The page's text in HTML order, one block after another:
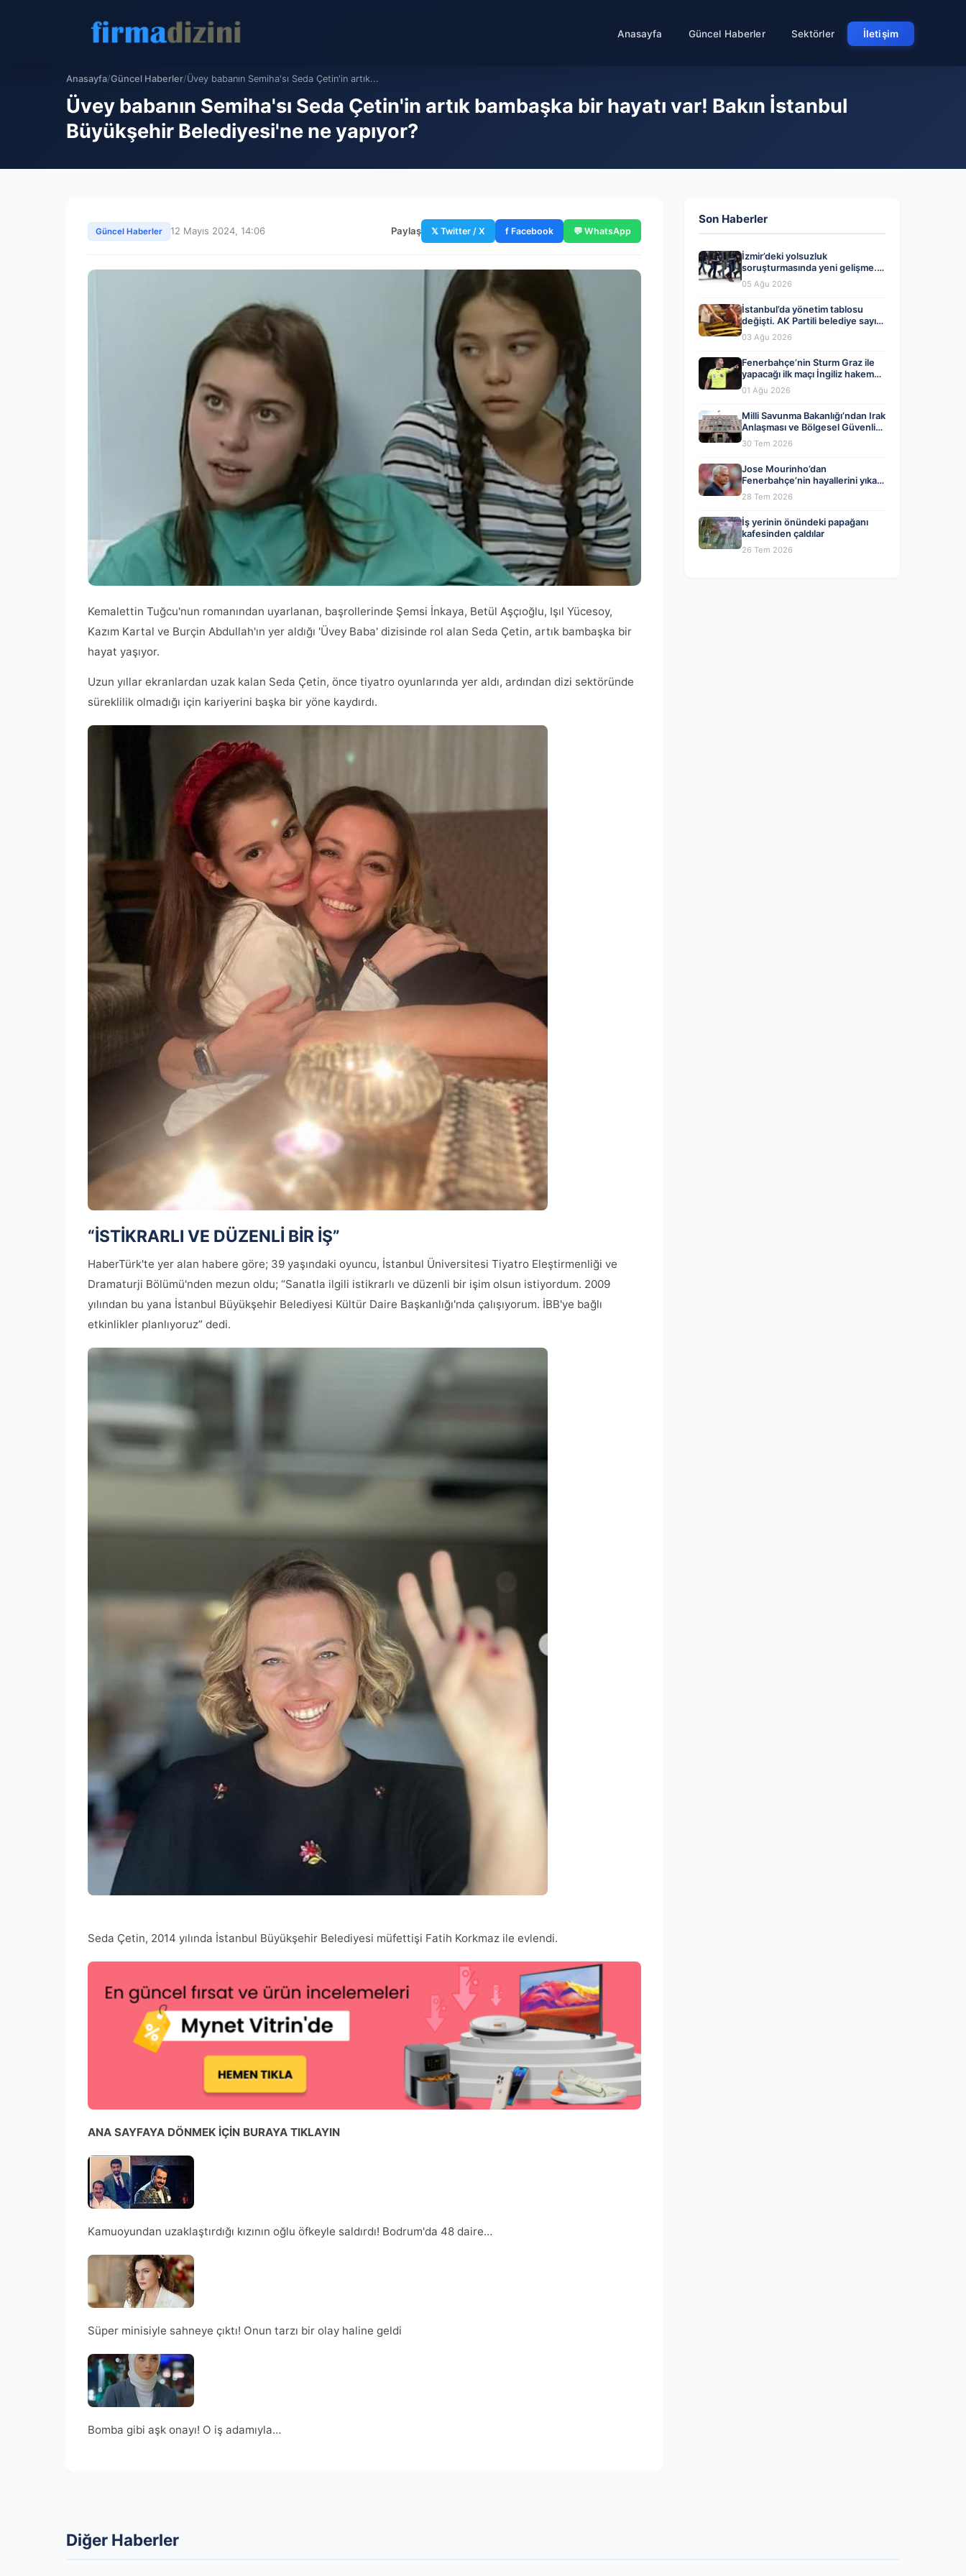
Anasayfa Güncel Haberler Sektörler İletişim
Anasayfa/Güncel Haberler/Üvey babanın Semiha'sı Seda Çetin'in artık...
Üvey babanın Semiha'sı Seda Çetin'in artık bambaşka bir hayatı var! Bakın İstanbul
Büyükşehir Belediyesi'ne ne yapıyor?
Güncel Haberler 12 Mayıs 2024, 14:06 Paylaş 𝕏 Twitter / X f Facebook 💬 WhatsApp
Kemalettin Tuğcu'nun romanından uyarlanan, başrollerinde Şemsi İnkaya, Betül Aşçıoğlu, Işıl Yücesoy,
Kazım Kartal ve Burçin Abdullah'ın yer aldığı 'Üvey Baba' dizisinde rol alan Seda Çetin, artık bambaşka bir
hayat yaşıyor.
Uzun yıllar ekranlardan uzak kalan Seda Çetin, önce tiyatro oyunlarında yer aldı, ardından dizi sektöründe
süreklilik olmadığı için kariyerini başka bir yöne kaydırdı.
“İSTİKRARLI VE DÜZENLİ BİR İŞ”
HaberTürk'te yer alan habere göre; 39 yaşındaki oyuncu, İstanbul Üniversitesi Tiyatro Eleştirmenliği ve
Dramaturji Bölümü'nden mezun oldu; “Sanatla ilgili istikrarlı ve düzenli bir işim olsun istiyordum. 2009
yılından bu yana İstanbul Büyükşehir Belediyesi Kültür Daire Başkanlığı'nda çalışıyorum. İBB'ye bağlı
etkinlikler planlıyoruz” dedi.
Seda Çetin, 2014 yılında İstanbul Büyükşehir Belediyesi müfettişi Fatih Korkmaz ile evlendi.
ANA SAYFAYA DÖNMEK İÇİN BURAYA TIKLAYIN
Kamuoyundan uzaklaştırdığı kızının oğlu öfkeyle saldırdı! Bodrum'da 48 daire…
Süper minisiyle sahneye çıktı! Onun tarzı bir olay haline geldi
Bomba gibi aşk onayı! O iş adamıyla…
Son Haberler
İzmir’deki yolsuzluk
soruşturmasında yeni gelişme.
Veli Ağbaba’nın ağabeyi dahil iki
kişi gözaltında
05 Ağu 2026
İstanbul’da yönetim tablosu
değişti. AK Partili belediye sayısı
CHP’yi geçti
03 Ağu 2026
Fenerbahçe’nin Sturm Graz ile
yapacağı ilk maçı İngiliz hakem
Chris Kavanagh yönetecek
01 Ağu 2026
Milli Savunma Bakanlığı’ndan Irak
Anlaşması ve Bölgesel Güvenlik
Değerlendirmesi
30 Tem 2026
Jose Mourinho’dan
Fenerbahçe’nin hayallerini yıkan
haber geldi!
28 Tem 2026
İş yerinin önündeki papağanı
kafesinden çaldılar
26 Tem 2026
Diğer Haberler